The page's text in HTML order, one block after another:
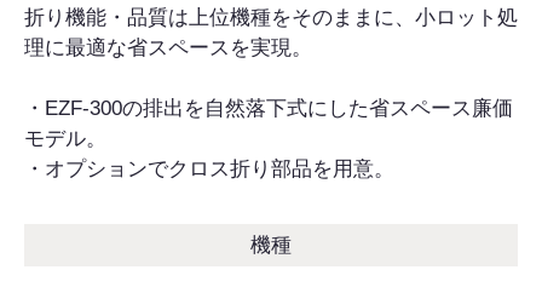
折り機能・品質は上位機種をそのままに、小ロット処
理に最適な省スペースを実現。
・EZF-300の排出を自然落下式にした省スペース廉価
モデル。
・オプションでクロス折り部品を用意。
機種